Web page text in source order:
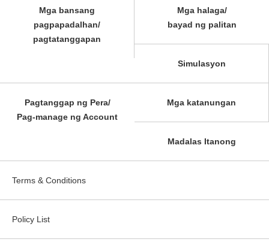
Mga bansang
pagpapadalhan/
pagtatanggapan
Mga halaga/
bayad ng palitan
Simulasyon
Pagtanggap ng Pera/
Pag-manage ng Account
Mga katanungan
Madalas Itanong
Terms & Conditions
Policy List